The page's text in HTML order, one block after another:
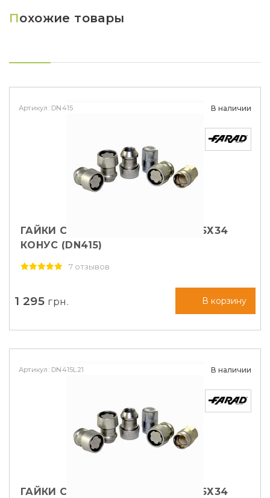
Похожие товары
Артикул: DN415 В наличии
ГАЙКИ СЕКРЕТНЫЕ FARAD М14Х1,5Х34
КОНУС (DN415)
7 отзывов
1 295 грн. В корзину
Артикул: DN415L21 В наличии
ГАЙКИ СЕКРЕТНЫЕ FARAD М14Х1,5Х34